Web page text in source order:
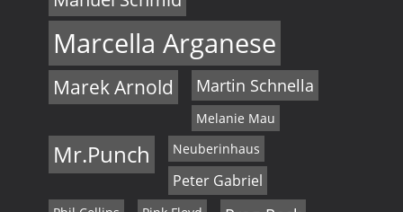
t
i
o
n
Marcella Arganese
Marek Arnold Martin Schnella
Melanie Mau
Mr.Punch Neuberinhaus
Peter Gabriel